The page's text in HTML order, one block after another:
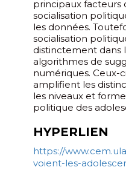
principaux facteurs
socialisation
les données.
socialisation
distinctement dans
algorithmes de
numériques. Ceux-
amplifient les
les niveaux et
politique des
HYPERLIEN
https://
voient-les-